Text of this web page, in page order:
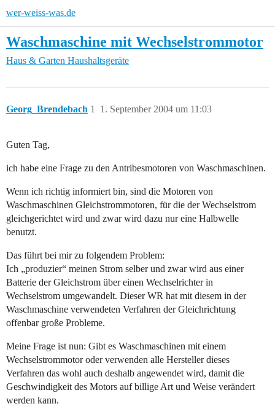
wer-weiss-was.de
Waschmaschine mit Wechselstrommotor
Haus & Garten Haushaltsgeräte
Georg_Brendebach 1. September 2004 um 11:03
1
Guten Tag,
ich habe eine Frage zu den Antribesmotoren von Waschmaschinen.
Wenn ich richtig informiert bin, sind die Motoren von
Waschmaschinen Gleichstrommotoren, für die der Wechselstrom
gleichgerichtet wird und zwar wird dazu nur eine Halbwelle
benutzt.
Das führt bei mir zu folgendem Problem:
Ich „produzier“ meinen Strom selber und zwar wird aus einer
Batterie der Gleichstrom über einen Wechselrichter in
Wechselstrom umgewandelt. Dieser WR hat mit diesem in der
Waschmaschine verwendeten Verfahren der Gleichrichtung
offenbar große Probleme.
Meine Frage ist nun: Gibt es Waschmaschinen mit einem
Wechselstrommotor oder verwenden alle Hersteller dieses
Verfahren das wohl auch deshalb angewendet wird, damit die
Geschwindigkeit des Motors auf billige Art und Weise verändert
werden kann.